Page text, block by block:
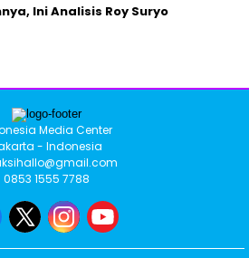
Ini Analisis Roy Suryo
Media Center
- Indonesia
0853 1555 7788